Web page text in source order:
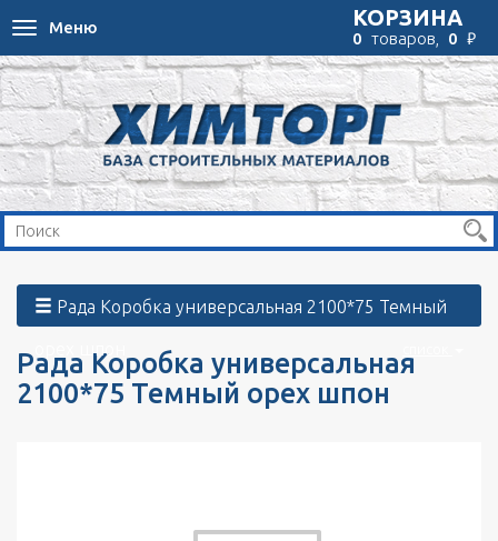
Toggle
navigation
Меню КОРЗИНА
0 товаров, 0 ₽
орех шпон
Рада Коробка универсальная
2100*75 Темный орех шпон